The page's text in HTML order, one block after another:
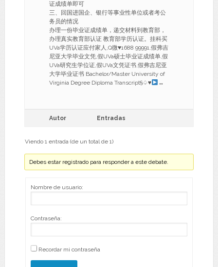
证成绩单即可
三、回国进国企、银行等事业性单位或者考公
务员的情况
办理一份毕业证成绩单，递交材料到教育部，
办理真实教育部认证 教育部学历认证。挂科买
UVa学历认证应付家人,Q微♥1688 99991,假弗吉
尼亚大学毕业文凭,假UVa硕士毕业证成绩单,假
UVa研究生学位证,假UVa文凭证书,假弗吉尼亚
大学毕业证书 Bachelor/Master University of
Virginia Degree Diploma Transcript§♤♥ ↔
Autor Entradas
Viendo 1 entrada (de un total de 1)
Debes estar registrado para responder a este debate.
Nombre de usuario:
Contraseña:
Recordar mi contraseña